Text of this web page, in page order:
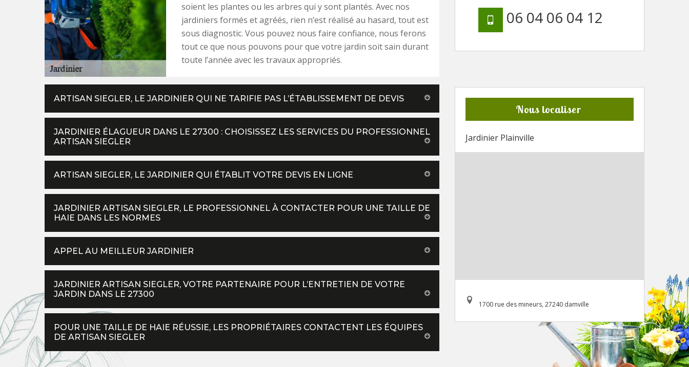
soient les plantes ou les arbres qui y sont plantés. Avec nos
jardiniers formés et agréés, rien n’est réalisé au hasard, tout est
sous diagnostic. Vous pouvez nous faire confiance, nous ferons
tout ce que nous pouvons pour que votre jardin soit sain durant
toute l’année avec les travaux appropriés.
ARTISAN SIEGLER, LE JARDINIER QUI NE TARIFIE PAS L’ÉTABLISSEMENT DE DEVIS
JARDINIER ÉLAGUEUR DANS LE 27300 : CHOISISSEZ LES SERVICES DU PROFESSIONNEL
ARTISAN SIEGLER
ARTISAN SIEGLER, LE JARDINIER QUI ÉTABLIT VOTRE DEVIS EN LIGNE
JARDINIER ARTISAN SIEGLER, LE PROFESSIONNEL À CONTACTER POUR UNE TAILLE DE
HAIE DANS LES NORMES
APPEL AU MEILLEUR JARDINIER
JARDINIER ARTISAN SIEGLER, VOTRE PARTENAIRE POUR L’ENTRETIEN DE VOTRE
JARDIN DANS LE 27300
POUR UNE TAILLE DE HAIE RÉUSSIE, LES PROPRIÉTAIRES CONTACTENT LES ÉQUIPES
DE ARTISAN SIEGLER
06 04 06 04 12
Nous localiser
Jardinier Plainville
1700 rue des mineurs, 27240 damville